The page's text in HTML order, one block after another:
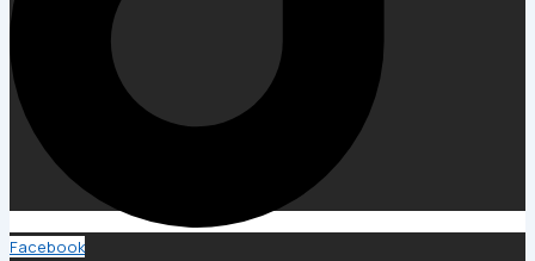
Facebook